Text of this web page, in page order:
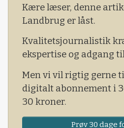
Kære læser, denne
Landbrug er låst.
Kvalitetsjournalistik
ekspertise og adgang
Men vi vil rigtig gerne
digitalt abonnement i
30 kroner.
Prøv 30 dage